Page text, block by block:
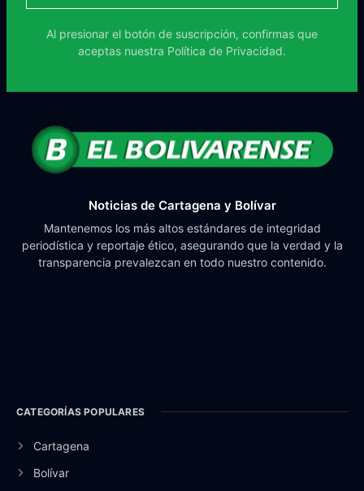
Al presionar el botón de suscripción, confirmas que
aceptas nuestra Política de Privacidad.
Noticias de Cartagena y Bolívar
Mantenemos los más altos estándares de integridad
periodística y reportaje ético, asegurando que la verdad y la
transparencia prevalezcan en todo nuestro contenido.
CATEGORÍAS POPULARES
Cartagena
Bolívar